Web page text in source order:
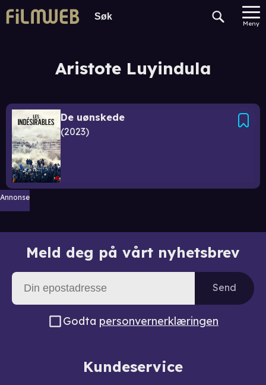
Meny
Aristote Luyindula
De uønskede
2023
Annonse
Meld deg på vårt nyhetsbrev
Send
Godta personvernerklæringen
Kundeservice